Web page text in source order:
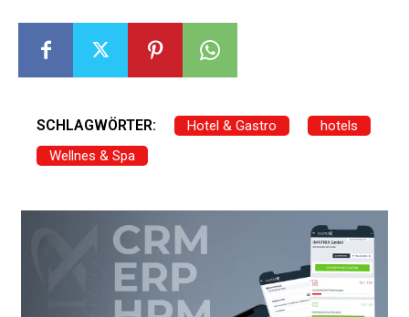
SCHLAGWÖRTER: Hotel & Gastro
hotels
Wellnes & Spa